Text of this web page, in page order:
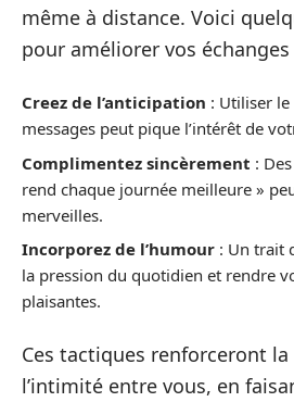
même à distance. Voici
pour améliorer vos échanges
Creez de l’anticipation : Utiliser
messages peut pique l’intérêt de
Complimentez sincèrement :
rend chaque journée meilleure »
merveilles.
Incorporez de l’humour : Un trait
la pression du quotidien et rendre
plaisantes.
Ces tactiques renforceront
l’intimité entre vous, en